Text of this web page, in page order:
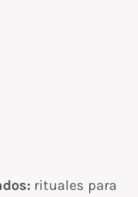
rituales para